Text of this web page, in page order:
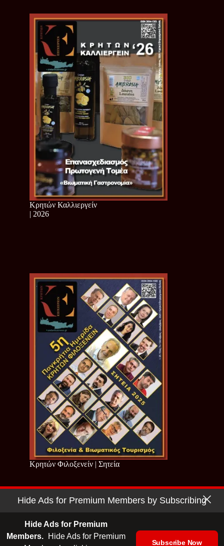
Κρητών Καλλιεργείν
| 2026
Κρητών Φιλοξενείν | Σητεία
Copyright © 2026 - Cretan Business | Κρητών Επιχειρείν
Hide Ads for Premium Members by Subscribing
Hide Ads for Premium
Members.
Hide Ads for Premium
Subscribe Now